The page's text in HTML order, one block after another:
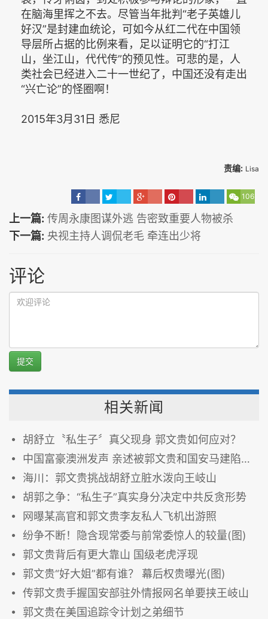
在脑海里挥之不去。尽管当年批判“老子英雄儿
好汉”是封建血统论，可如今从红二代在中国领
导层所占据的比例来看，足以证明它的“打江
山，坐江山，代代传”的预见性。可悲的是，人
类社会已经进入二十一世纪了，中国还没有走出
“兴亡论”的怪圈啊！
2015年3月31日 悉尼
责编: Lisa
106
上一篇: 传周永康图谋外逃 告密致重要人物被杀
下一篇: 央视主持人调侃老毛 牵连出少将
评论
提交
相关新闻
胡舒立〝私生子〞真父现身 郭文贵如何应对？
中国富豪澳洲发声 亲述被郭文贵和国安马建陷害吞财产 图
海川：郭文贵挑战胡舒立脏水泼向王岐山
胡郭之争：“私生子”真实身分决定中共反贪形势
网曝某高官和郭文贵李友私人飞机出游照
纷争不断！隐含现常委与前常委惊人的较量(图)
郭文贵背后有更大靠山 国级老虎浮现
郭文贵“好大姐”都有谁？ 幕后权贵曝光(图)
传郭文贵手握国安部驻外情报网名单要挟王岐山
郭文贵在美国追踪令计划之弟细节